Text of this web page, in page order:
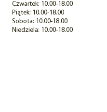
Czwartek: 10.00-18.00
Piątek: 10.00-18.00
Sobota: 10.00-18.00
Niedziela: 10.00-18.00